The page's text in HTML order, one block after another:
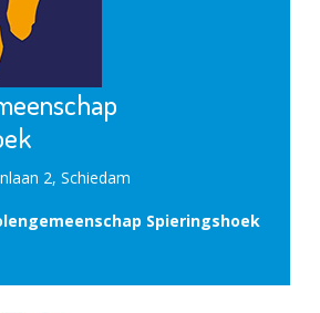
2, Schiedam
Spieringshoek